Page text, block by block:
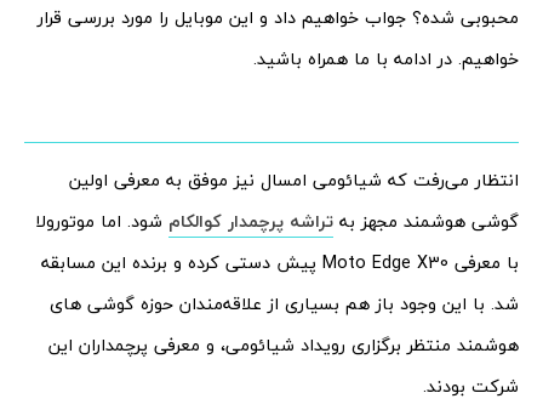
محبوبی شده؟ جواب خواهیم داد و این موبایل را مورد بررسی قرار
خواهیم. در ادامه با ما همراه باشید.
انتظار می‌رفت که شیائومی امسال نیز موفق به معرفی اولین
گوشی هوشمند مجهز به تراشه پرچمدار کوالکام شود. اما موتورولا
با معرفی Moto Edge X30 پیش دستی کرده و برنده این مسابقه
شد. با این وجود باز هم بسیاری از علاقه‌مندان حوزه گوشی های
هوشمند منتظر برگزاری رویداد شیائومی، و معرفی پرچمداران این
شرکت بودند.